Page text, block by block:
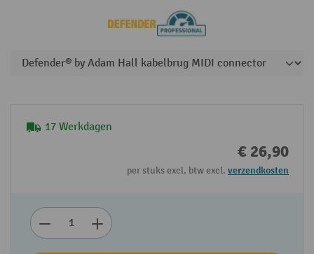
17 Werkdagen
€ 26,90
per stuks excl. btw excl. verzendkosten